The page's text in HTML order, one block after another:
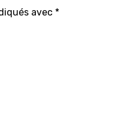
avec *